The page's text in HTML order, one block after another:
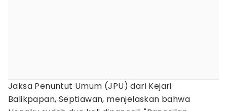
Jaksa Penuntut Umum (JPU) dari Kejari
Balikpapan, Septiawan, menjelaskan bahwa